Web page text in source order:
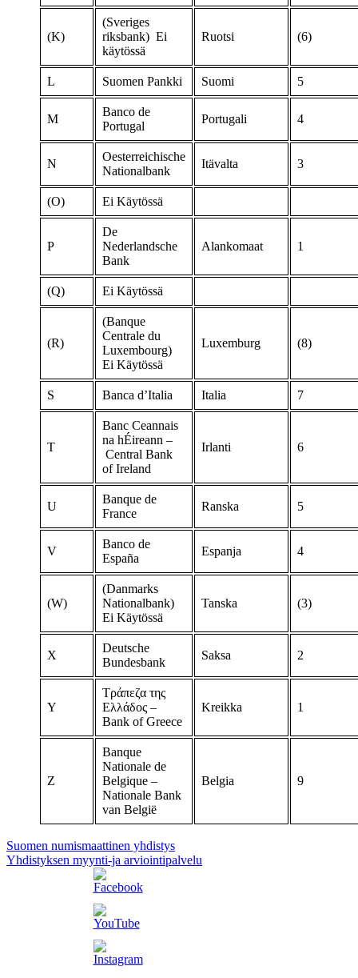
(K)
(Sveriges
riksbank) Ei
käytössä
Ruotsi (6)
L Suomen Pankki Suomi 5
M
Banco de
Portugal
Portugali 4
N
Oesterreichische
Nationalbank
Itävalta 3
(O) Ei Käytössä
P
De
Nederlandsche
Bank
Alankomaat 1
(Q) Ei Käytössä
(R)
(Banque
Centrale du
Luxembourg)
Ei Käytössä
Luxemburg (8)
S Banca d’Italia Italia 7
T
Banc Ceannais
na hÉireann –
Central Bank
of Ireland
Irlanti 6
U
Banque de
France
Ranska 5
V
Banco de
España
Espanja 4
(W)
(Danmarks
Nationalbank)
Ei Käytössä
Tanska (3)
X
Deutsche
Bundesbank
Saksa 2
Y
Τράπεζα της
Ελλάδος –
Bank of Greece
Kreikka 1
Z
Banque
Nationale de
Belgique –
Nationale Bank
van België
Belgia 9
Suomen numismaattinen yhdistys
Yhdistyksen myynti-ja arviointipalvelu